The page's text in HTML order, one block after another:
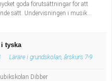
goda förutsättningar för att
sätt. Undervisningen i musik...
tyska
Lärare i grundskolan, årskurs 7-9
Dibber